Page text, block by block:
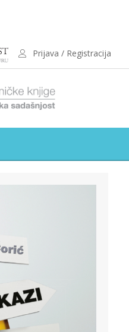
Prijava / Registracija